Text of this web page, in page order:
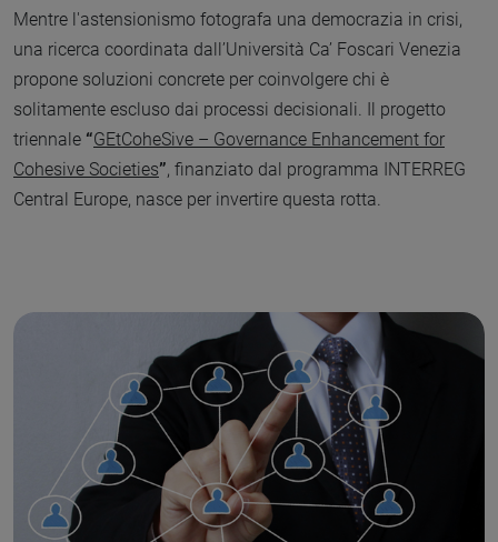
Mentre l'astensionismo fotografa una democrazia in crisi,
una ricerca coordinata dall’Università Ca’ Foscari Venezia
propone soluzioni concrete per coinvolgere chi è
solitamente escluso dai processi decisionali. Il progetto
triennale “GEtCoheSive – Governance Enhancement for
Cohesive Societies”, finanziato dal programma INTERREG
Central Europe, nasce per invertire questa rotta.